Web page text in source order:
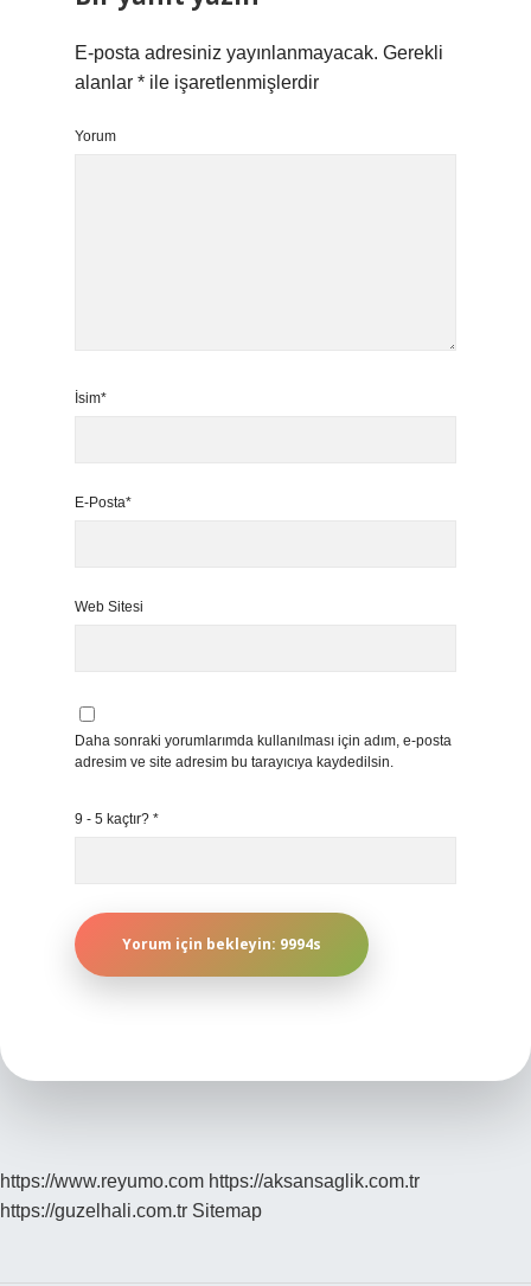
E-posta adresiniz yayınlanmayacak. Gerekli
alanlar * ile işaretlenmişlerdir
Yorum
İsim*
E-Posta*
Web Sitesi
Daha sonraki yorumlarımda kullanılması için adım, e-posta
adresim ve site adresim bu tarayıcıya kaydedilsin.
9 - 5 kaçtır? *
https://www.reyumo.com https://aksansaglik.com.tr
https://guzelhali.com.tr Sitemap